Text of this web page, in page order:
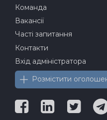
Команда
Вакансії
Часті запитання
Контакти
Вхід адміністратора
Розмістити